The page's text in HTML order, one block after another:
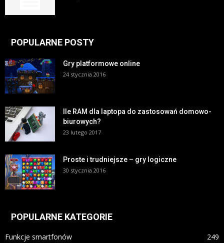
POPULARNE POSTY
Gry platformowe online
24 stycznia 2016
Ile RAM dla laptopa do zastosowań domowo-
biurowych?
23 lutego 2017
Proste i trudniejsze – gry logiczne
30 stycznia 2016
POPULARNE KATEGORIE
Funkcje smartfonów
249